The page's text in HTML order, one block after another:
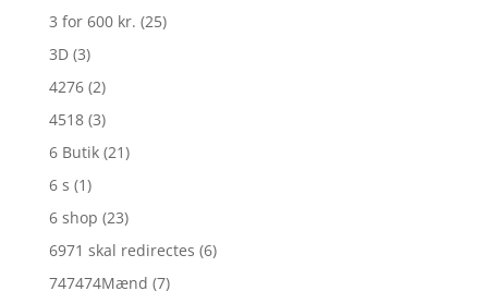
3 for 600 kr. (25)
3D (3)
4276 (2)
4518 (3)
6 Butik (21)
6 s (1)
6 shop (23)
6971 skal redirectes (6)
747474Mænd (7)